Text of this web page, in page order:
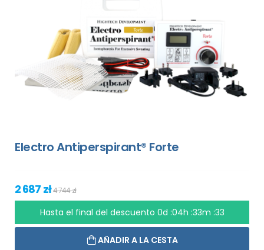
Electro Antiperspirant® Forte
2 687 zł4 744 zł
Hasta el final del descuento 0d :04h :33m :32
AÑADIR A LA CESTA